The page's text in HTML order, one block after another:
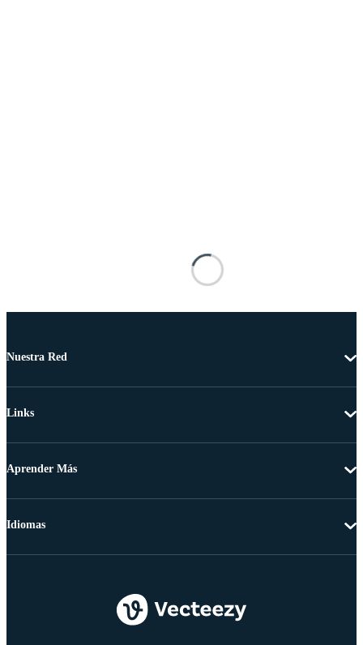
Nuestra Red
Links
Aprender Más
Idiomas